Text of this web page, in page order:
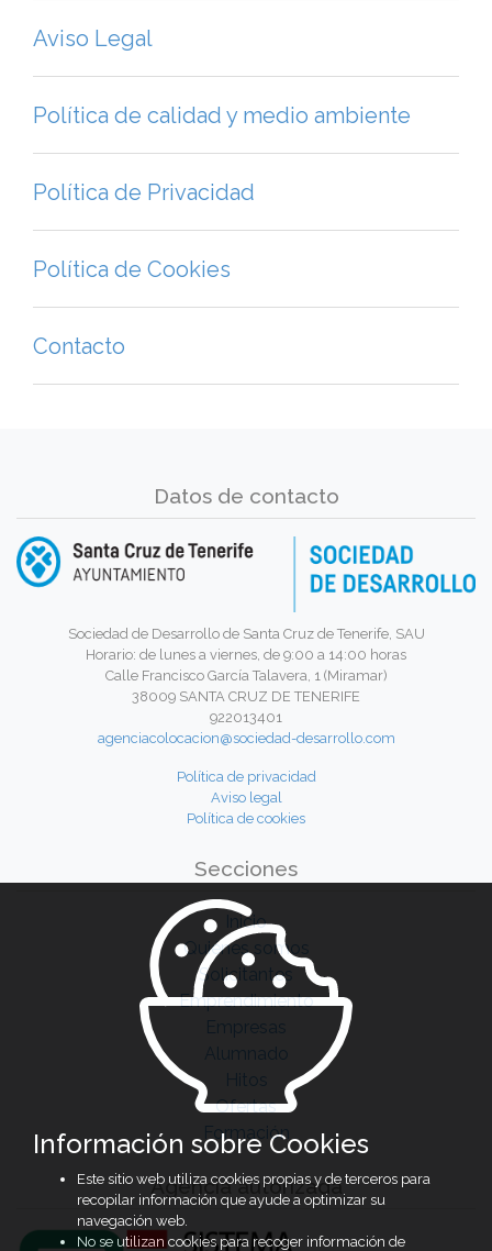
Aviso Legal
Política de calidad y medio ambiente
Política de Privacidad
Política de Cookies
Contacto
Datos de contacto
Sociedad de Desarrollo de Santa Cruz de Tenerife, SAU
Horario: de lunes a viernes, de 9:00 a 14:00 horas
Calle Francisco García Talavera, 1 (Miramar)
38009 SANTA CRUZ DE TENERIFE
922013401
agenciacolocacion@sociedad-desarrollo.com
Política de privacidad
Aviso legal
Política de cookies
Secciones
Inicio
Quiénes somos
Solicitantes
Emprendimiento
Empresas
Alumnado
Hitos
Ofertas
Formación
Agencia autorizada
Información sobre Cookies
Este sitio web utiliza cookies propias y de terceros para
recopilar información que ayude a optimizar su
navegación web.
No se utilizan cookies para recoger información de